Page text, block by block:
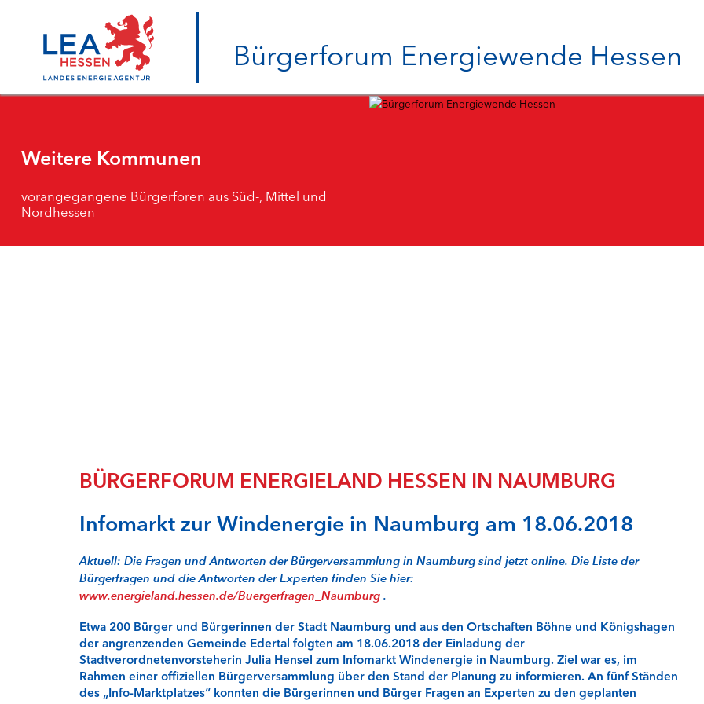
Bürgerforum Energiewende Hessen
Weitere Kommunen
vorangegangene Bürgerforen aus Süd-, Mittel und
Nordhessen
BÜRGERFORUM ENERGIELAND HESSEN IN NAUMBURG
Infomarkt zur Windenergie in Naumburg am 18.06.2018
Aktuell: Die Fragen und Antworten der Bürgerversammlung in Naumburg sind jetzt online. Die Liste der
Bürgerfragen und die Antworten der Experten finden Sie hier:
www.energieland.hessen.de/Buergerfragen_Naumburg.
Etwa 200 Bürger und Bürgerinnen der Stadt Naumburg und aus den Ortschaften Böhne und Königshagen
der angrenzenden Gemeinde Edertal folgten am 18.06.2018 der Einladung der
Stadtverordnetenvorsteherin Julia Hensel zum Infomarkt Windenergie in Naumburg. Ziel war es, im
Rahmen einer offiziellen Bürgerversammlung über den Stand der Planung zu informieren. An fünf Ständen
des „Info-Marktplatzes“ konnten die Bürgerinnen und Bürger Fragen an Experten zu den geplanten